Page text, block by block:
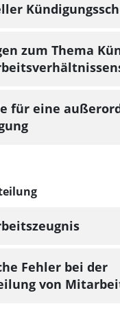
zum Thema
für eine
Fehler bei der
von